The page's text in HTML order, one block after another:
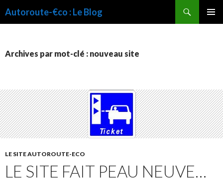
Autoroute-€co : Le Blog
Archives par mot-clé : nouveau site
LE SITE AUTOROUTE-ECO
LE SITE FAIT PEAU NEUVE…